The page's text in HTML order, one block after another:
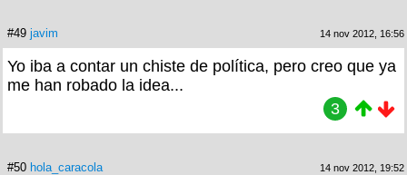
#49 javim 14 nov 2012, 16:56
Yo iba a contar un chiste de política, pero creo que ya
me han robado la idea...
3
#50 hola_caracola 14 nov 2012, 19:52